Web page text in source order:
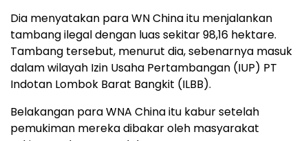
Dia menyatakan para WN China itu menjalankan
tambang ilegal dengan luas sekitar 98,16 hektare.
Tambang tersebut, menurut dia, sebenarnya masuk
dalam wilayah Izin Usaha Pertambangan (IUP) PT
Indotan Lombok Barat Bangkit (ILBB).
Belakangan para WNA China itu kabur setelah
pemukiman mereka dibakar oleh masyarakat